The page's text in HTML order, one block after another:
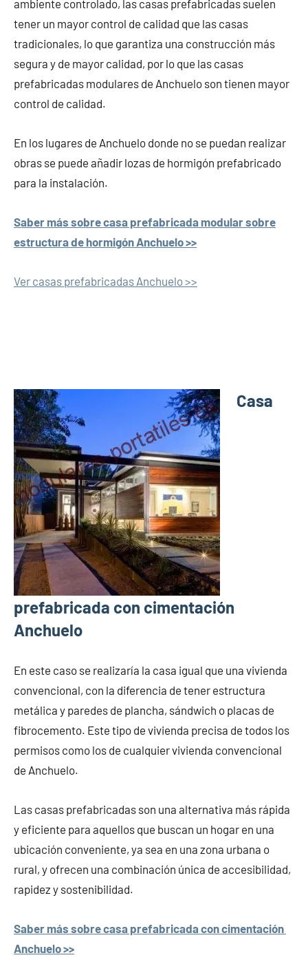
ambiente controlado, las casas prefabricadas suelen
tener un mayor control de calidad que las casas
tradicionales, lo que garantiza una construcción más
segura y de mayor calidad, por lo que las casas
prefabricadas modulares de Anchuelo son tienen mayor
control de calidad.
En los lugares de Anchuelo donde no se puedan realizar
obras se puede añadir lozas de hormigón prefabricado
para la instalación.
Saber más sobre casa prefabricada modular sobre
estructura de hormigón Anchuelo >>
Ver casas prefabricadas Anchuelo >>
Casa
prefabricada con cimentación
Anchuelo
En este caso se realizaría la casa igual que una vivienda
convencional, con la diferencia de tener estructura
metálica y paredes de plancha, sándwich o placas de
fibrocemento. Este tipo de vivienda precisa de todos los
permisos como los de cualquier vivienda convencional
de Anchuelo.
Las casas prefabricadas son una alternativa más rápida
y eficiente para aquellos que buscan un hogar en una
ubicación conveniente, ya sea en una zona urbana o
rural, y ofrecen una combinación única de accesibilidad,
rapidez y sostenibilidad.
Saber más sobre casa prefabricada con cimentación
Anchuelo >>